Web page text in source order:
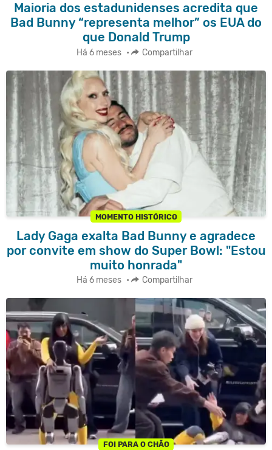
Maioria dos estadunidenses acredita que
Bad Bunny “representa melhor” os EUA do
que Donald Trump
Há 6 meses • Compartilhar
MOMENTO HISTÓRICO
Lady Gaga exalta Bad Bunny e agradece
por convite em show do Super Bowl: "Estou
muito honrada"
Há 6 meses • Compartilhar
FOI PARA O CHÃO